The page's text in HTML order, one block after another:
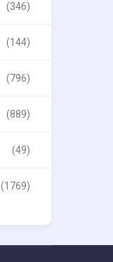
(346)
(144)
(796)
(889)
(49)
(1769)